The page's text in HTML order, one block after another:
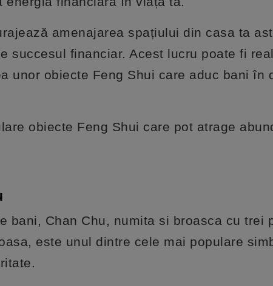
amenajarea spațiului din casa ta
succesul financiar. Acest lucru poate fi
unor obiecte Feng Shui care aduc bani în
obiecte Feng Shui care pot atrage
bani, Chan Chu, numita si broasca cu trei
este unul dintre cele mai populare